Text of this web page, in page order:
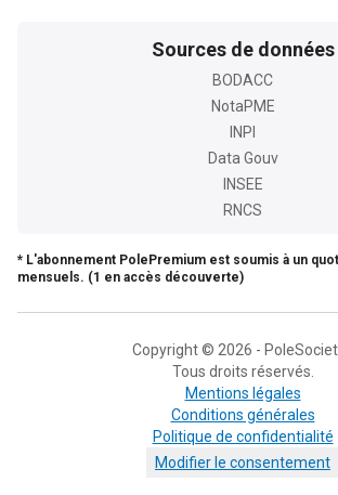
Sources de données
BODACC
NotaPME
INPI
Data Gouv
INSEE
RNCS
* L'abonnement PolePremium est soumis à un
mensuels. (1 en accès découverte)
Copyright © 2026 -
Tous droits réservés.
Mentions légales
Conditions générales
Politique de confidentialité
Modifier le consentement